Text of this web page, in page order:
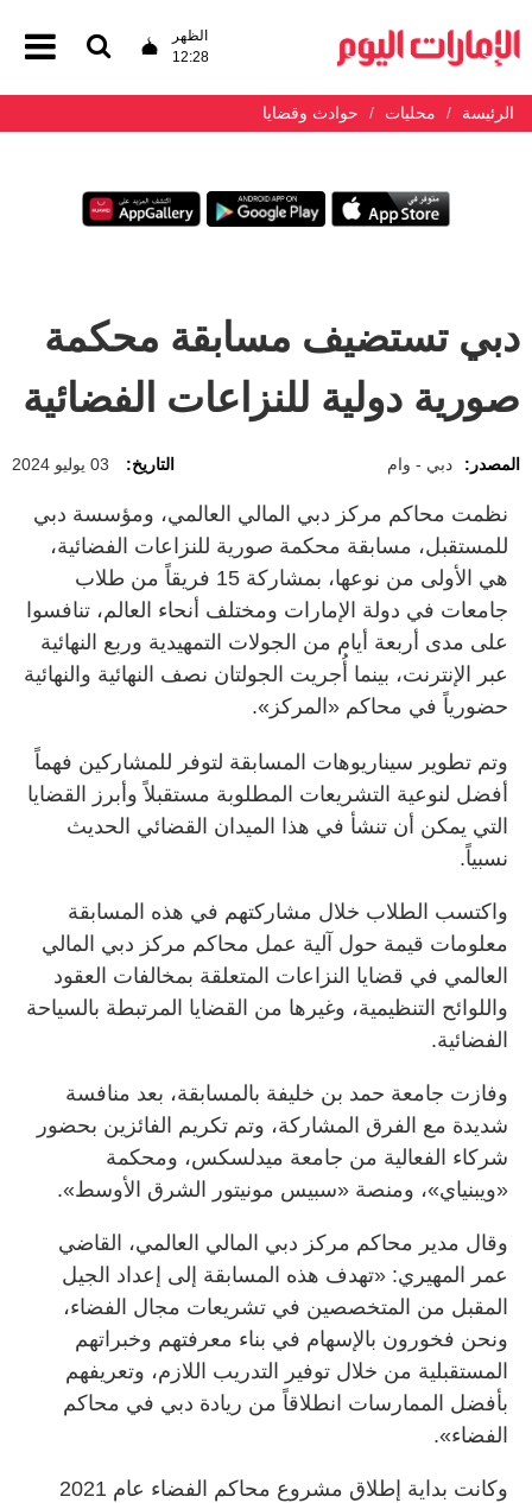
الظهر
12:28
الرئيسة محليات حوادث وقضايا
دبي تستضيف مسابقة محكمة
صورية دولية للنزاعات الفضائية
المصدر: دبي - وام التاريخ: 03 يوليو 2024
نظمت محاكم مركز دبي المالي العالمي، ومؤسسة دبي
للمستقبل، مسابقة محكمة صورية للنزاعات الفضائية،
هي الأولى من نوعها، بمشاركة 15 فريقاً من طلاب
جامعات في دولة الإمارات ومختلف أنحاء العالم، تنافسوا
على مدى أربعة أيام من الجولات التمهيدية وربع النهائية
عبر الإنترنت، بينما أُجريت الجولتان نصف النهائية والنهائية
حضورياً في محاكم «المركز».
وتم تطوير سيناريوهات المسابقة لتوفر للمشاركين فهماً
أفضل لنوعية التشريعات المطلوبة مستقبلاً وأبرز القضايا
التي يمكن أن تنشأ في هذا الميدان القضائي الحديث
نسبياً.
واكتسب الطلاب خلال مشاركتهم في هذه المسابقة
معلومات قيمة حول آلية عمل محاكم مركز دبي المالي
العالمي في قضايا النزاعات المتعلقة بمخالفات العقود
واللوائح التنظيمية، وغيرها من القضايا المرتبطة بالسياحة
الفضائية.
وفازت جامعة حمد بن خليفة بالمسابقة، بعد منافسة
شديدة مع الفرق المشاركة، وتم تكريم الفائزين بحضور
شركاء الفعالية من جامعة ميدلسكس، ومحكمة
«ويبنياي»، ومنصة «سبيس مونيتور الشرق الأوسط».
وقال مدير محاكم مركز دبي المالي العالمي، القاضي
عمر المهيري: «تهدف هذه المسابقة إلى إعداد الجيل
المقبل من المتخصصين في تشريعات مجال الفضاء،
ونحن فخورون بالإسهام في بناء معرفتهم وخبراتهم
المستقبلية من خلال توفير التدريب اللازم، وتعريفهم
بأفضل الممارسات انطلاقاً من ريادة دبي في محاكم
الفضاء».
وكانت بداية إطلاق مشروع محاكم الفضاء عام 2021